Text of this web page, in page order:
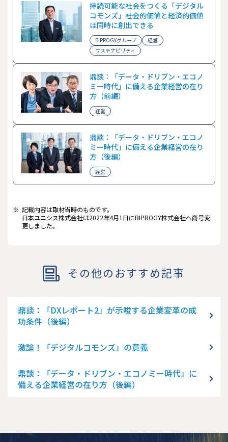
持続可能な社会をつくる「デジタル
コモンズ」――社会的価値と経済的価値
は同時に創出できる
BIPROGYグループ
経営
サステナビリティ
鼎談：「データ・ドリブン・エコノ
ミー時代」に備える企業経営の在り
方（前編）
経営
鼎談：「データ・ドリブン・エコノ
ミー時代」に備える企業経営の在り
方（後編）
経営
※ 記載内容は取材当時のものです。
日本ユニシス株式会社は2022年4月1日にBIPROGY株式会社へ商号変
更しました。
その他のおすすめ記事
鼎談：「DXレポート2」が示唆する企業変革の成
功条件（後編）
激論！「デジタルコモンズ」の意義
鼎談：「データ・ドリブン・エコノミー時代」に
備える企業経営の在り方（後編）